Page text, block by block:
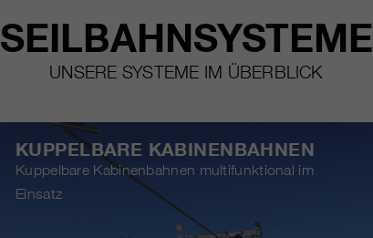
SEILBAHNSYSTEME
UNSERE SYSTEME IM ÜBERBLICK
KUPPELBARE KABINENBAHNEN
Kuppelbare Kabinenbahnen multifunktional im
Einsatz